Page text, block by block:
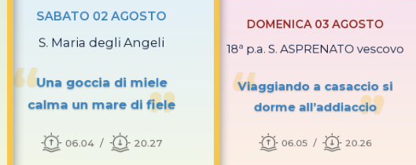
SABATO 02 AGOSTO
S. Maria degli Angeli
Una goccia di miele
calma un mare di fiele
06.04 20.27
DOMENICA 03 AGOSTO
18ª p.a. S. ASPRENATO vescovo
Viaggiando a casaccio si
dorme all’addiaccio
06.05 20.26